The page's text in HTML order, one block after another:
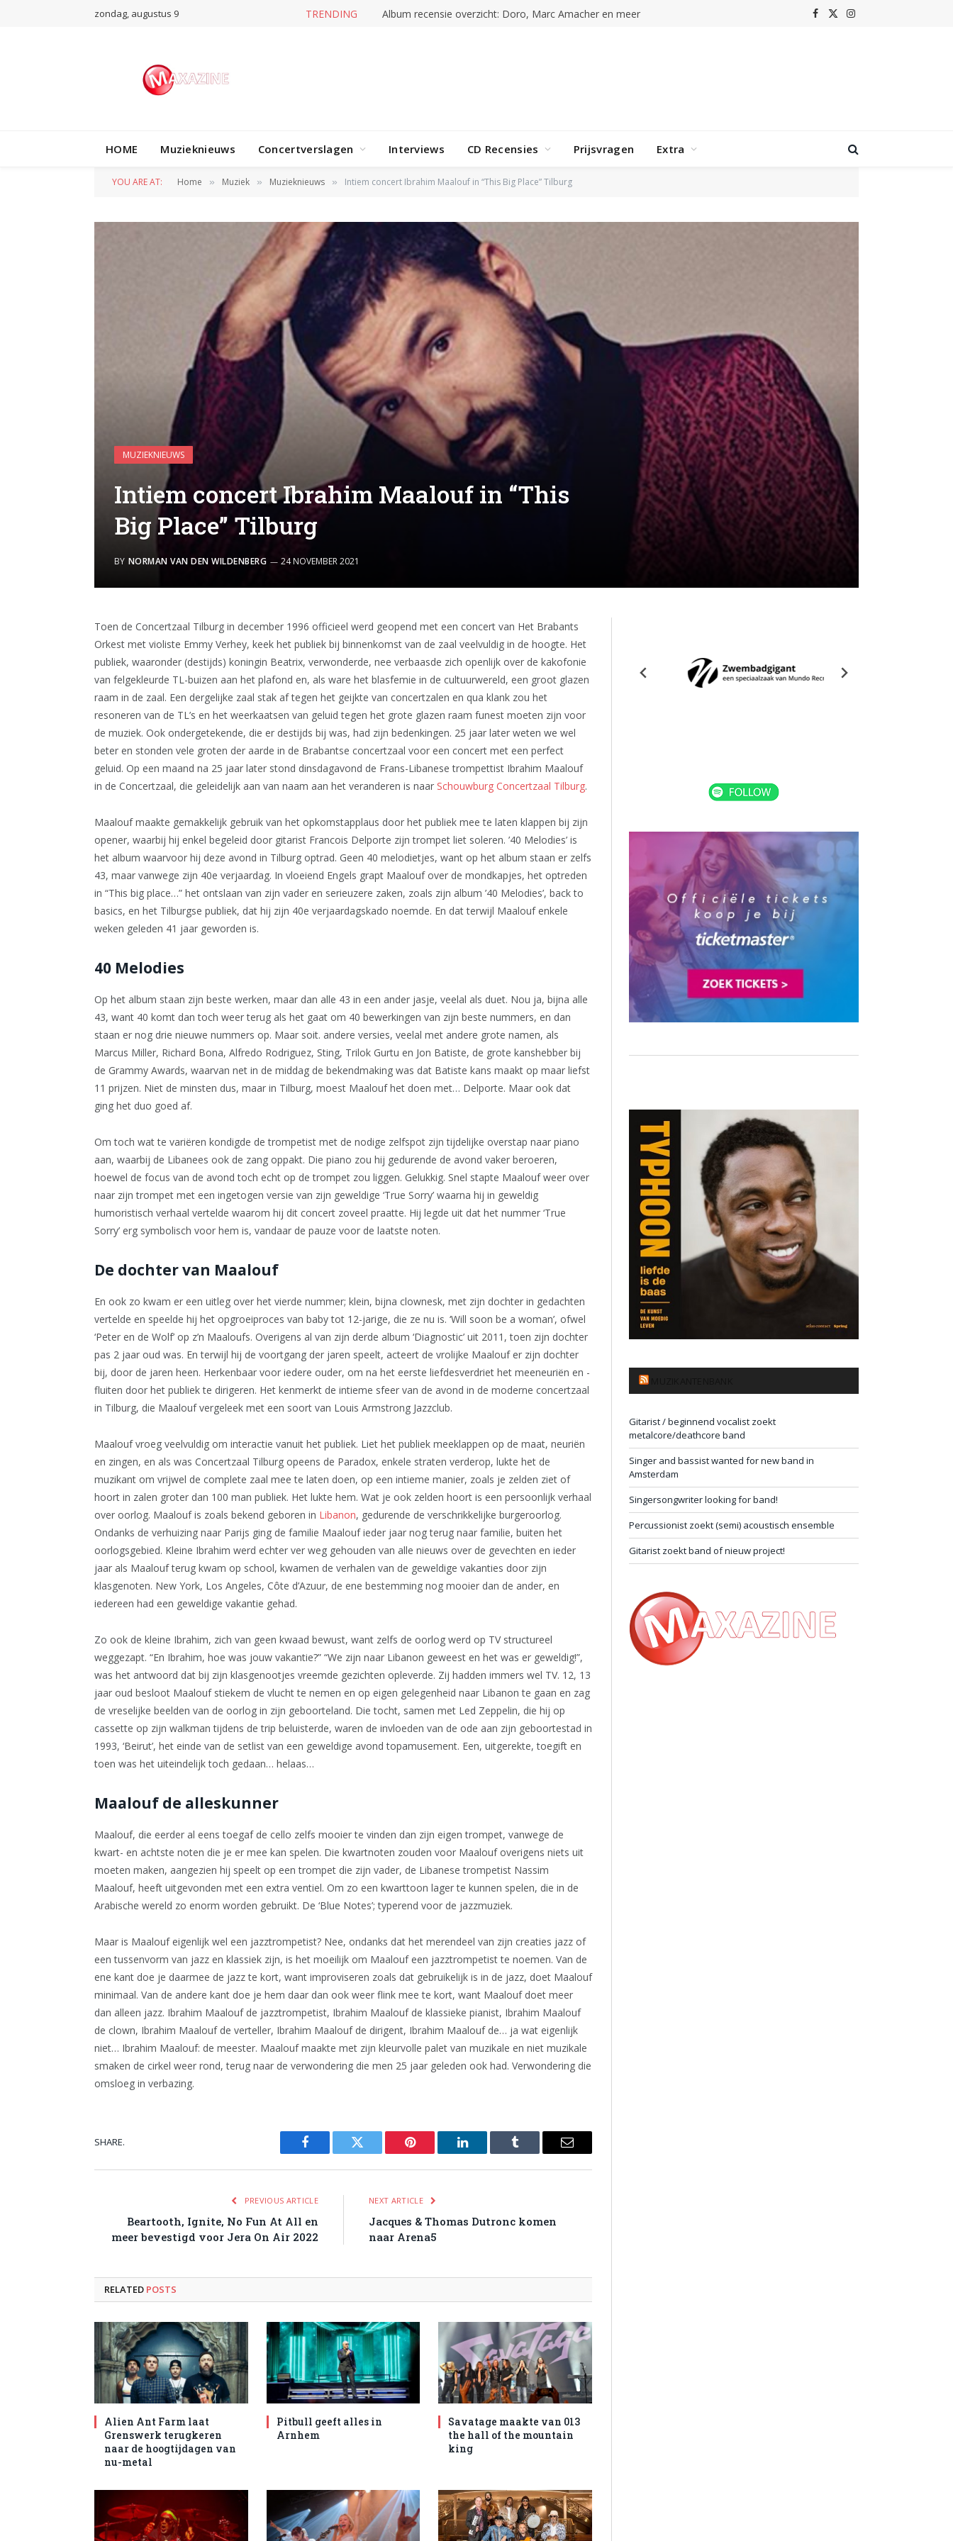
zondag, augustus 9 TRENDING Album recensie overzicht: Doro, Marc Amacher en meer Facebook
X
Instagram
HOME Muzieknieuws Concertverslagen Interviews CD Recensies Prijsvragen Extra
YOU ARE AT: Home » Muziek » Muzieknieuws » Intiem concert Ibrahim Maalouf in “This Big Place” Tilburg
MUZIEKNIEUWS
Intiem concert Ibrahim Maalouf in “This
Big Place” Tilburg
BY NORMAN VAN DEN WILDENBERG 24 NOVEMBER 2021
Toen de Concertzaal Tilburg in december 1996 officieel werd geopend met een concert van Het Brabants
Orkest met violiste Emmy Verhey, keek het publiek bij binnenkomst van de zaal veelvuldig in de hoogte. Het
publiek, waaronder (destijds) koningin Beatrix, verwonderde, nee verbaasde zich openlijk over de kakofonie
van felgekleurde TL-buizen aan het plafond en, als ware het blasfemie in de cultuurwereld, een groot glazen
raam in de zaal. Een dergelijke zaal stak af tegen het geijkte van concertzalen en qua klank zou het
resoneren van de TL’s en het weerkaatsen van geluid tegen het grote glazen raam funest moeten zijn voor
de muziek. Ook ondergetekende, die er destijds bij was, had zijn bedenkingen. 25 jaar later weten we wel
beter en stonden vele groten der aarde in de Brabantse concertzaal voor een concert met een perfect
geluid. Op een maand na 25 jaar later stond dinsdagavond de Frans-Libanese trompettist Ibrahim Maalouf
in de Concertzaal, die geleidelijk aan van naam aan het veranderen is naar Schouwburg Concertzaal Tilburg.
Maalouf maakte gemakkelijk gebruik van het opkomstapplaus door het publiek mee te laten klappen bij zijn
opener, waarbij hij enkel begeleid door gitarist Francois Delporte zijn trompet liet soleren. ’40 Melodies’ is
het album waarvoor hij deze avond in Tilburg optrad. Geen 40 melodietjes, want op het album staan er zelfs
43, maar vanwege zijn 40e verjaardag. In vloeiend Engels grapt Maalouf over de mondkapjes, het optreden
in “This big place…” het ontslaan van zijn vader en serieuzere zaken, zoals zijn album ’40 Melodies’, back to
basics, en het Tilburgse publiek, dat hij zijn 40e verjaardagskado noemde. En dat terwijl Maalouf enkele
weken geleden 41 jaar geworden is.
40 Melodies
Op het album staan zijn beste werken, maar dan alle 43 in een ander jasje, veelal als duet. Nou ja, bijna alle
43, want 40 komt dan toch weer terug als het gaat om 40 bewerkingen van zijn beste nummers, en dan
staan er nog drie nieuwe nummers op. Maar soit. andere versies, veelal met andere grote namen, als
Marcus Miller, Richard Bona, Alfredo Rodriguez, Sting, Trilok Gurtu en Jon Batiste, de grote kanshebber bij
de Grammy Awards, waarvan net in de middag de bekendmaking was dat Batiste kans maakt op maar liefst
11 prijzen. Niet de minsten dus, maar in Tilburg, moest Maalouf het doen met… Delporte. Maar ook dat
ging het duo goed af.
Om toch wat te variëren kondigde de trompetist met de nodige zelfspot zijn tijdelijke overstap naar piano
aan, waarbij de Libanees ook de zang oppakt. Die piano zou hij gedurende de avond vaker beroeren,
hoewel de focus van de avond toch echt op de trompet zou liggen. Gelukkig. Snel stapte Maalouf weer over
naar zijn trompet met een ingetogen versie van zijn geweldige ‘True Sorry’ waarna hij in geweldig
humoristisch verhaal vertelde waarom hij dit concert zoveel praatte. Hij legde uit dat het nummer ‘True
Sorry’ erg symbolisch voor hem is, vandaar de pauze voor de laatste noten.
De dochter van Maalouf
En ook zo kwam er een uitleg over het vierde nummer; klein, bijna clownesk, met zijn dochter in gedachten
vertelde en speelde hij het opgroeiproces van baby tot 12-jarige, die ze nu is. ‘Will soon be a woman’, ofwel
‘Peter en de Wolf’ op z’n Maaloufs. Overigens al van zijn derde album ‘Diagnostic’ uit 2011, toen zijn dochter
pas 2 jaar oud was. En terwijl hij de voortgang der jaren speelt, acteert de vrolijke Maalouf er zijn dochter
bij, door de jaren heen. Herkenbaar voor iedere ouder, om na het eerste liefdesverdriet het meeneuriën en -
fluiten door het publiek te dirigeren. Het kenmerkt de intieme sfeer van de avond in de moderne concertzaal
in Tilburg, die Maalouf vergeleek met een soort van Louis Armstrong Jazzclub.
Maalouf vroeg veelvuldig om interactie vanuit het publiek. Liet het publiek meeklappen op de maat, neuriën
en zingen, en als was Concertzaal Tilburg opeens de Paradox, enkele straten verderop, lukte het de
muzikant om vrijwel de complete zaal mee te laten doen, op een intieme manier, zoals je zelden ziet of
hoort in zalen groter dan 100 man publiek. Het lukte hem. Wat je ook zelden hoort is een persoonlijk verhaal
over oorlog. Maalouf is zoals bekend geboren in Libanon, gedurende de verschrikkelijke burgeroorlog.
Ondanks de verhuizing naar Parijs ging de familie Maalouf ieder jaar nog terug naar familie, buiten het
oorlogsgebied. Kleine Ibrahim werd echter ver weg gehouden van alle nieuws over de gevechten en ieder
jaar als Maalouf terug kwam op school, kwamen de verhalen van de geweldige vakanties door zijn
klasgenoten. New York, Los Angeles, Côte d’Azuur, de ene bestemming nog mooier dan de ander, en
iedereen had een geweldige vakantie gehad.
Zo ook de kleine Ibrahim, zich van geen kwaad bewust, want zelfs de oorlog werd op TV structureel
weggezapt. “En Ibrahim, hoe was jouw vakantie?” “We zijn naar Libanon geweest en het was er geweldig!”,
was het antwoord dat bij zijn klasgenootjes vreemde gezichten opleverde. Zij hadden immers wel TV. 12, 13
jaar oud besloot Maalouf stiekem de vlucht te nemen en op eigen gelegenheid naar Libanon te gaan en zag
de vreselijke beelden van de oorlog in zijn geboorteland. Die tocht, samen met Led Zeppelin, die hij op
cassette op zijn walkman tijdens de trip beluisterde, waren de invloeden van de ode aan zijn geboortestad in
1993, ‘Beirut’, het einde van de setlist van een geweldige avond topamusement. Een, uitgerekte, toegift en
toen was het uiteindelijk toch gedaan… helaas…
Maalouf de alleskunner
Maalouf, die eerder al eens toegaf de cello zelfs mooier te vinden dan zijn eigen trompet, vanwege de
kwart- en achtste noten die je er mee kan spelen. Die kwartnoten zouden voor Maalouf overigens niets uit
moeten maken, aangezien hij speelt op een trompet die zijn vader, de Libanese trompetist Nassim
Maalouf, heeft uitgevonden met een extra ventiel. Om zo een kwarttoon lager te kunnen spelen, die in de
Arabische wereld zo enorm worden gebruikt. De ‘Blue Notes’; typerend voor de jazzmuziek.
Maar is Maalouf eigenlijk wel een jazztrompetist? Nee, ondanks dat het merendeel van zijn creaties jazz of
een tussenvorm van jazz en klassiek zijn, is het moeilijk om Maalouf een jazztrompetist te noemen. Van de
ene kant doe je daarmee de jazz te kort, want improviseren zoals dat gebruikelijk is in de jazz, doet Maalouf
minimaal. Van de andere kant doe je hem daar dan ook weer flink mee te kort, want Maalouf doet meer
dan alleen jazz. Ibrahim Maalouf de jazztrompetist, Ibrahim Maalouf de klassieke pianist, Ibrahim Maalouf
de clown, Ibrahim Maalouf de verteller, Ibrahim Maalouf de dirigent, Ibrahim Maalouf de… ja wat eigenlijk
niet… Ibrahim Maalouf: de meester. Maalouf maakte met zijn kleurvolle palet van muzikale en niet muzikale
smaken de cirkel weer rond, terug naar de verwondering die men 25 jaar geleden ook had. Verwondering die
omsloeg in verbazing.
SHARE.
Facebook Twitter Pinterest LinkedIn Tumblr Email
PREVIOUS ARTICLE
Beartooth, Ignite, No Fun At All en
meer bevestigd voor Jera On Air 2022
NEXT ARTICLE
Jacques & Thomas Dutronc komen
naar Arena5
RELATED POSTS
Alien Ant Farm laat
Grenswerk terugkeren
naar de hoogtijdagen van
nu-metal
Pitbull geeft alles in
Arnhem
Savatage maakte van 013
the hall of the mountain
king
Gitarist / beginnend vocalist zoekt
metalcore/deathcore band
Singer and bassist wanted for new band in
Amsterdam
Singersongwriter looking for band!
Percussionist zoekt (semi) acoustisch ensemble
Gitarist zoekt band of nieuw project!